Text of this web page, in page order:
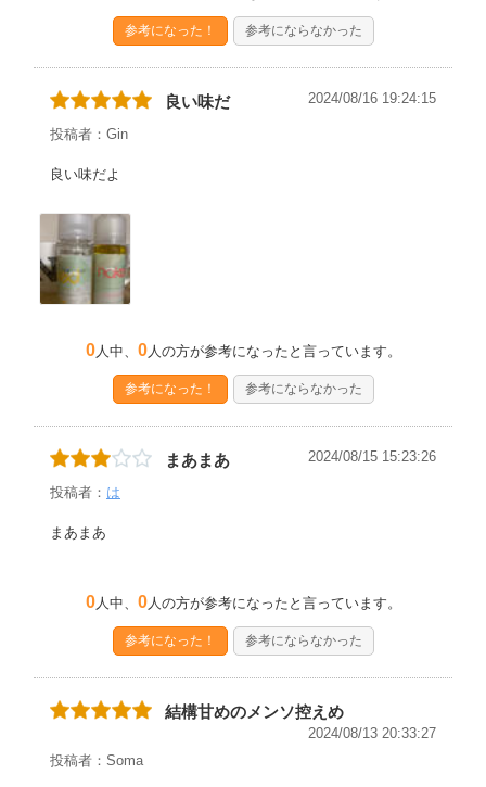
参考になった！ 参考にならなかった
良い味だ 2024/08/16 19:24:15
投稿者：Gin
良い味だよ
0人中、 0人の方が参考になったと言っています。
参考になった！ 参考にならなかった
まあまあ 2024/08/15 15:23:26
投稿者： は
まあまあ
0人中、 0人の方が参考になったと言っています。
参考になった！ 参考にならなかった
結構甘めのメンソ控えめ
2024/08/13 20:33:27
投稿者：Soma